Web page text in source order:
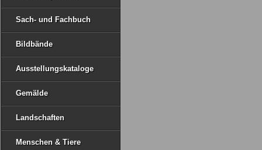
Sach- und Fachbuch
Bildbände
Ausstellungskataloge
Gemälde
Landschaften
Menschen & Tiere